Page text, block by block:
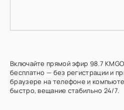
Включайте прямой эфир 98.7
бесплатно — без регистрации и
браузере на телефоне и
быстро, вещание стабильно 24/7.